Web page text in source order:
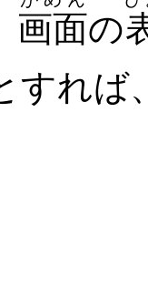
画面の
すれば